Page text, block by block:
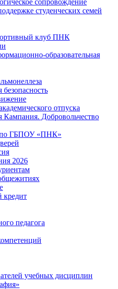
студенческих семей
клуб ПНК
образовательная
отпуска
Добровольчество
по ГБПОУ «ПНК»
2026
кредит
педагога
учебных дисциплин